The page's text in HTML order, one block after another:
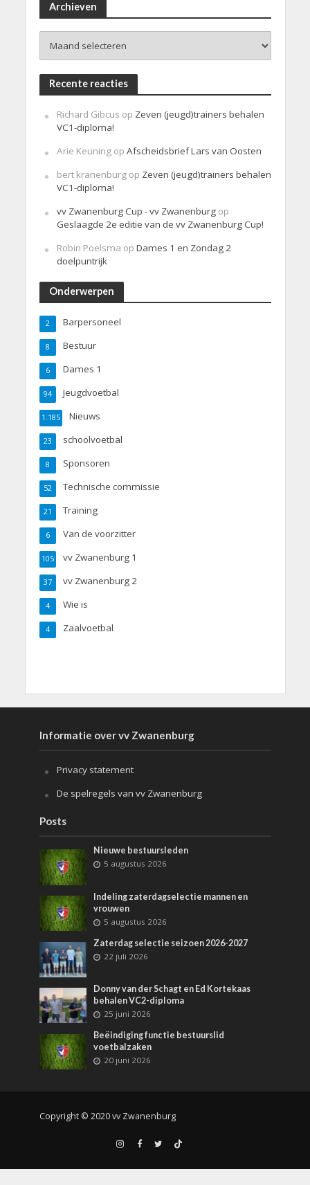
Archieven
Recente reacties
Richard Gibcus op Zeven (jeugd)trainers behalen
VC1-diploma!
Arie Keuningop Afscheidsbrief Lars van Oosten
bert kranenburgop Zeven (jeugd)trainers behalen
VC1-diploma!
vv Zwanenburg Cup - vv Zwanenburgop
Geslaagde 2e editie van de vv Zwanenburg Cup!
Robin Poelsma op Dames 1 en Zondag 2
doelpuntrijk
Onderwerpen
Barpersoneel
2
Bestuur
8
Dames 1
6
Jeugdvoetbal
94
Nieuws
1.185
schoolvoetbal
23
Sponsoren
8
Technische commissie
52
Training
21
Van de voorzitter
6
vv Zwanenburg 1
105
vv Zwanenburg 2
37
Wie is
4
Zaalvoetbal
4
Informatie over vv Zwanenburg
Privacy statement
De spelregels van vv Zwanenburg
Posts
Nieuwe bestuursleden
5 augustus 2026
Indeling zaterdagselectie mannen en
vrouwen
5 augustus 2026
Zaterdag selectie seizoen 2026-2027
22 juli 2026
Donny van der Schagt en Ed Kortekaas
behalen VC2-diploma
25 juni 2026
Beëindiging functie bestuurslid
voetbalzaken
20 juni 2026
Copyright © 2020 vv Zwanenburg